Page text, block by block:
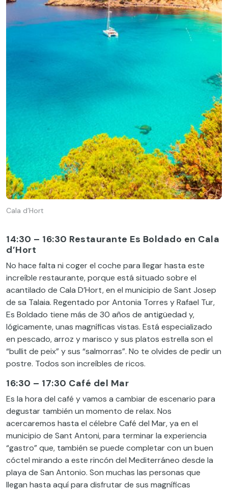
Cala d’Hort
14:30 – 16:30 Restaurante Es Boldado en Cala
d’Hort
No hace falta ni coger el coche para llegar hasta este
increíble restaurante, porque está situado sobre el
acantilado de Cala D’Hort, en el municipio de Sant Josep
de sa Talaia. Regentado por Antonia Torres y Rafael Tur,
Es Boldado tiene más de 30 años de antigüedad y,
lógicamente, unas magníficas vistas. Está especializado
en pescado, arroz y marisco y sus platos estrella son el
“bullit de peix” y sus “salmorras”. No te olvides de pedir un
postre. Todos son increíbles de ricos.
16:30 – 17:30 Café del Mar
Es la hora del café y vamos a cambiar de escenario para
degustar también un momento de relax. Nos
acercaremos hasta el célebre Café del Mar, ya en el
municipio de Sant Antoni, para terminar la experiencia
“gastro” que, también se puede completar con un buen
cóctel mirando a este rincón del Mediterráneo desde la
playa de San Antonio. Son muchas las personas que
llegan hasta aquí para disfrutar de sus magníficas